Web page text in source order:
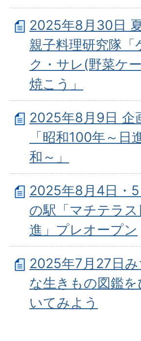
2025年8月30日
親子料理研究隊「
ク・サレ(野菜ケ
焼こう」
2025年8月9日 企
「昭和100年～日
和～」
2025年8月4日・
の駅「マチテラス
進」プレオープン
2025年7月27日
な生きもの図鑑を
いてみよう